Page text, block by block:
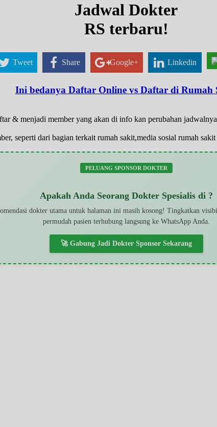
Jadwal Dokter
RS terbaru!
Tweet Share Google+ Linkedin
Ini bedanya Daftar Online vs Daftar di Rumah
& menjadi member yang akan di info kan perubahan jadwalnya
seperti dari bagian terkait rumah sakit,media sosial rumah
PELUANG SPONSOR DOKTER
Apakah Anda Seorang Dokter Spesialis di ?
dokter utama untuk halaman ini masih kosong! Tingkatkan
permudah pasien terhubung langsung ke WhatsApp Anda.
🚀 Gabung Jadi Dokter Sponsor Sekarang